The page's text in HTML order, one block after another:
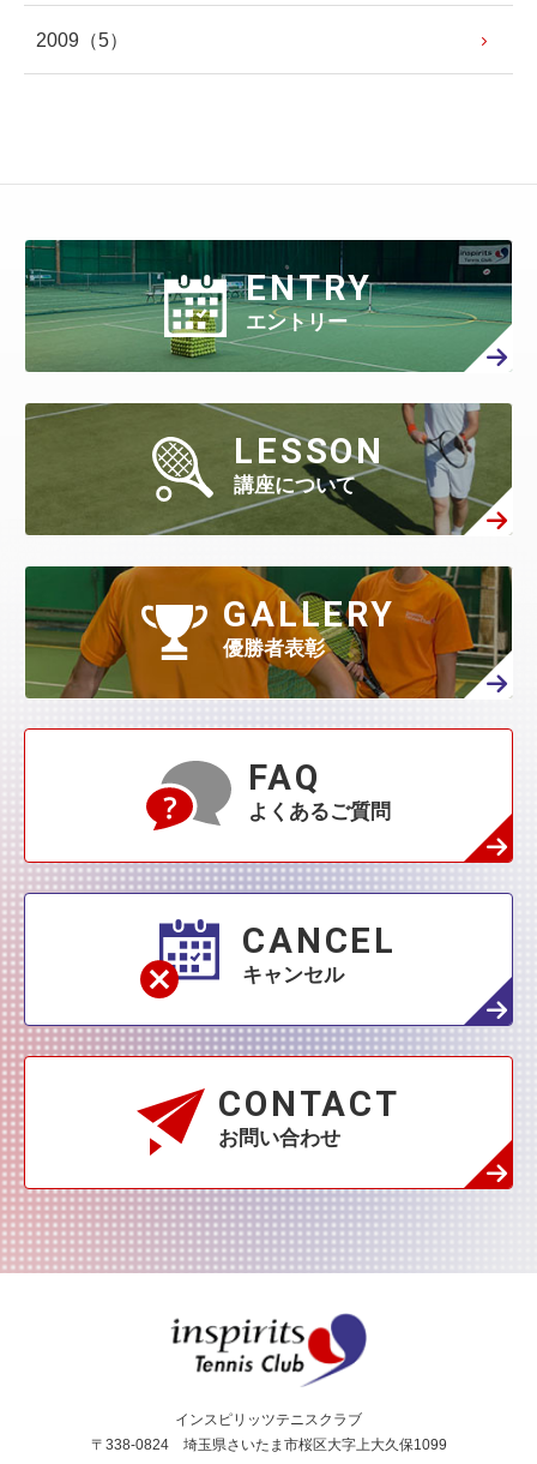
2009 （5）
ENTRY
エントリー
LESSON
講座について
GALLERY
優勝者表彰
FAQ
よくあるご質問
CANCEL
キャンセル
CONTACT
お問い合わせ
インスピリッツテニスクラブ
〒338-0824 埼玉県さいたま市桜区大字上大久保1099